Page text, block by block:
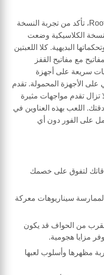
إذا كنت تستمتع بـ Rooftop Snipers 2، تأكد من تجربة النسخة
الكلاسيكية وضعت
البديهية. كلا اللعبتين
مع مفاتيح القفز
سريعة على أجهزة
على الأجهزة المحمولة. تقدم
تزال تقدم مواجهات مثيرة
اللعب بهذه العناوين في
على الفور دون أي
لتفوق على خصمك
سيناريوهات معركة
من الحواف قد يكون
مزايا هجومية.
مظهرها وأسلوب لعبها